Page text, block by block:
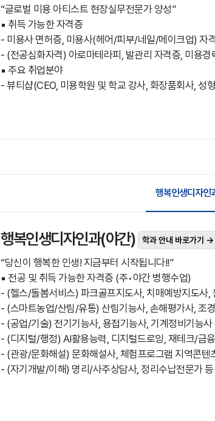
“글로벌 미용 아티스트 현장실무전문가 양성”
▪ 취득 가능한 자격증
- 미용사 면허증, 미용사(헤어/피부/네일/메이크업) 자
- (전공심화자격) 아로마테라피, 발관리 자격증, 미용경
▪ 주요 취업분야
- 뷰티샵(CEO, 미용학원 및 학교 강사, 화장품회사, 성
행복인생디자인
행복인생디자인과(야간) 학과 안내 바로가기 →
“당신이 행복한 인생! 지금부터 시작됩니다!!”
▪ 전공 및 취득 가능한 자격증 (주•야간 병행수업)
- (헬스/돌봄서비스) 파크골프지도사, 치매예방지도사,
- (스마트농업/산림/유통) 산림기능사, 손해평가사, 조
- (공업/기술) 전기기능사, 용접기능사, 기계정비기능사
- (디지털/행정) AI활용능력, 디지털드로잉, 재테크/금
- (관광/문화해설) 문화해설사, 체험프로그램 지역콘텐
- (자기개발/이해) 명리/사주상담사, 정리수납전문가 등